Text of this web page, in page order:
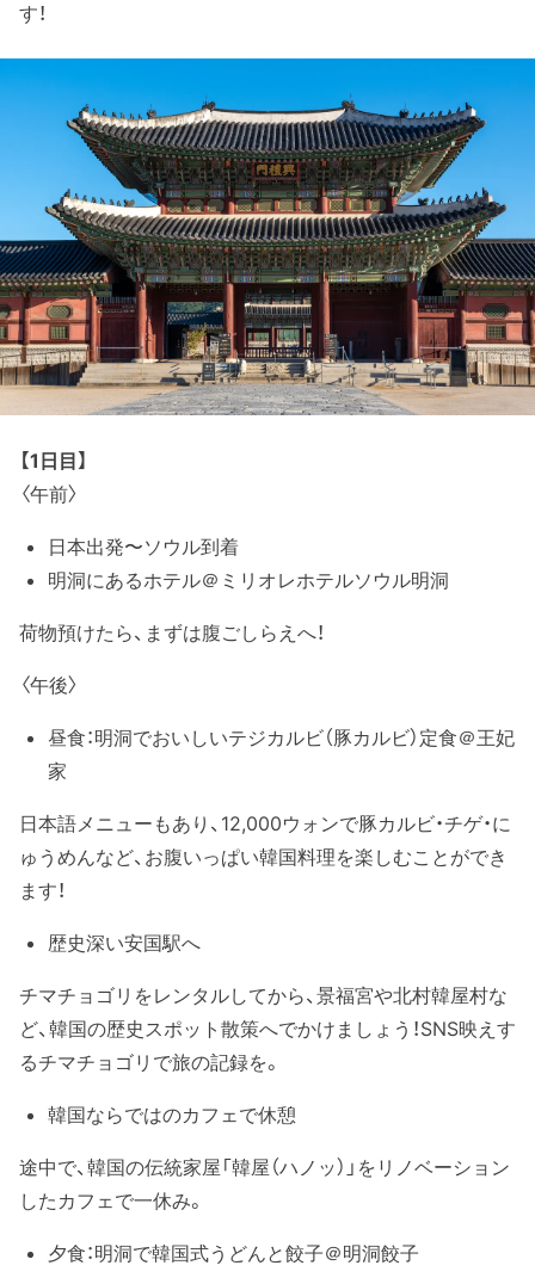
す！
【1日目】
〈午前〉
日本出発〜ソウル到着
明洞にあるホテル＠ミリオレホテルソウル明洞
荷物預けたら、まずは腹ごしらえへ！
〈午後〉
昼食：明洞でおいしいテジカルビ（豚カルビ）定食＠王妃
家
日本語メニューもあり、12,000ウォンで豚カルビ・チゲ・に
ゅうめんなど、お腹いっぱい韓国料理を楽しむことができ
ます！
歴史深い安国駅へ
チマチョゴリをレンタルしてから、景福宮や北村韓屋村な
ど、韓国の歴史スポット散策へでかけましょう！SNS映えす
るチマチョゴリで旅の記録を。
韓国ならではのカフェで休憩
途中で、韓国の伝統家屋「韓屋（ハノッ）」をリノベーション
したカフェで一休み。
夕食：明洞で韓国式うどんと餃子＠明洞餃子